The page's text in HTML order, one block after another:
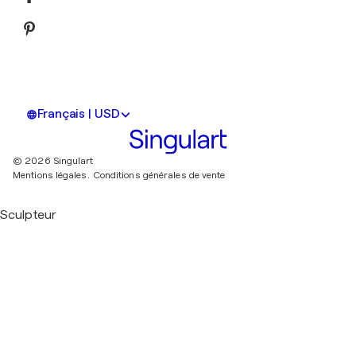
Français | USD
© 2026 Singulart
Mentions légales. Conditions générales de vente
Sculpteur